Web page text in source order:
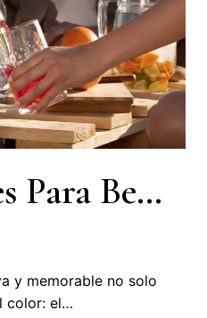
Saborizantes Para Bebidas: Cómo Elegir El Ideal Para Tu Producto
y memorable no solo
color: el…